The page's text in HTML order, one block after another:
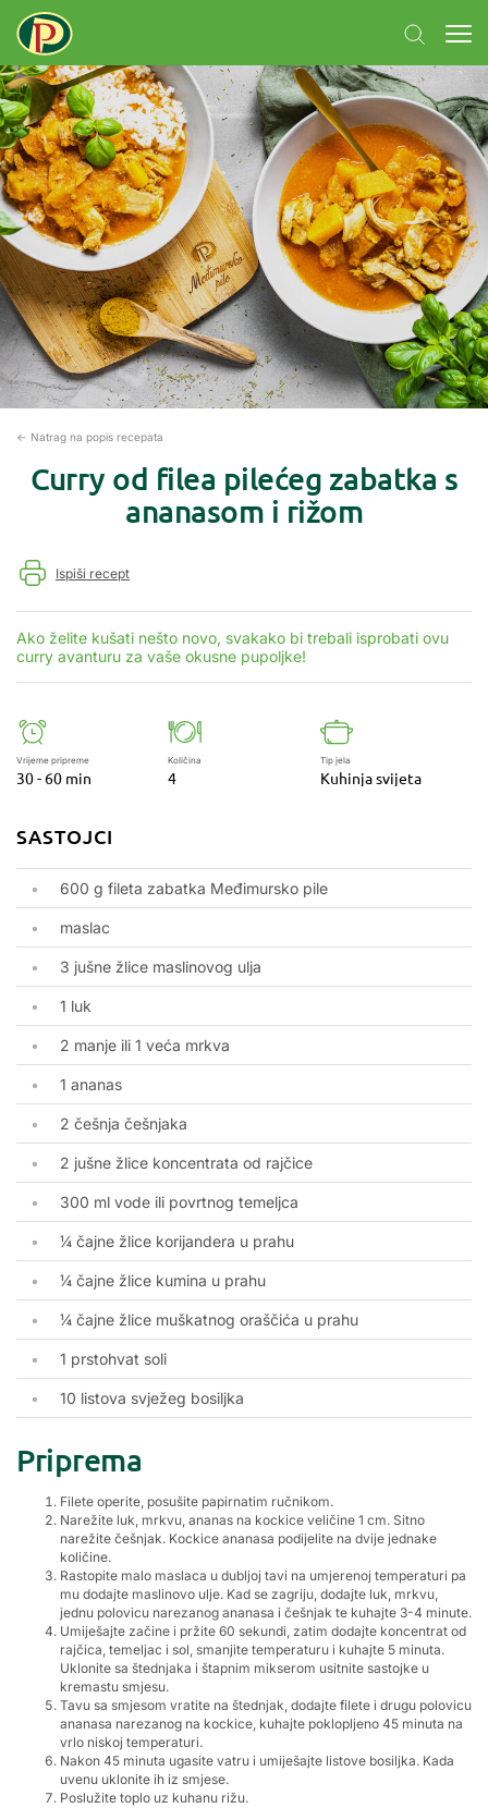
← Natrag na popis recepata
Curry od filea pilećeg zabatka s
ananasom i rižom
Ispiši recept
Ako želite kušati nešto novo, svakako bi trebali isprobati ovu
curry avanturu za vaše okusne pupoljke!
Vrijeme pripreme
30 - 60 min
Količina
4
Tip jela
Kuhinja svijeta
SASTOJCI
600 g fileta zabatka Međimursko pile
maslac
3 jušne žlice maslinovog ulja
1 luk
2 manje ili 1 veća mrkva
1 ananas
2 češnja češnjaka
2 jušne žlice koncentrata od rajčice
300 ml vode ili povrtnog temeljca
¼ čajne žlice korijandera u prahu
¼ čajne žlice kumina u prahu
¼ čajne žlice muškatnog oraščića u prahu
1 prstohvat soli
10 listova svježeg bosiljka
Priprema
Filete operite, posušite papirnatim ručnikom.
Narežite luk, mrkvu, ananas na kockice veličine 1 cm. Sitno
narežite češnjak. Kockice ananasa podijelite na dvije jednake
količine.
Rastopite malo maslaca u dubljoj tavi na umjerenoj temperaturi pa
mu dodajte maslinovo ulje. Kad se zagriju, dodajte luk, mrkvu,
jednu polovicu narezanog ananasa i češnjak te kuhajte 3-4 minute.
Umiješajte začine i pržite 60 sekundi, zatim dodajte koncentrat od
rajčica, temeljac i sol, smanjite temperaturu i kuhajte 5 minuta.
Uklonite sa štednjaka i štapnim mikserom usitnite sastojke u
kremastu smjesu.
Tavu sa smjesom vratite na štednjak, dodajte filete i drugu polovicu
ananasa narezanog na kockice, kuhajte poklopljeno 45 minuta na
vrlo niskoj temperaturi.
Nakon 45 minuta ugasite vatru i umiješajte listove bosiljka. Kada
uvenu uklonite ih iz smjese.
Poslužite toplo uz kuhanu rižu.